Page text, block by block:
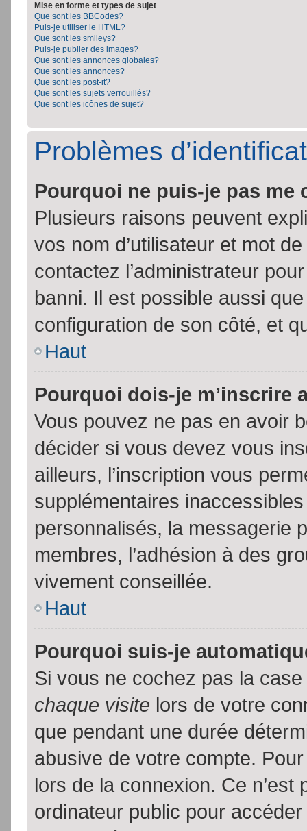
Mise en forme et types de sujet
Que sont les BBCodes?
Puis-je utiliser le HTML?
Que sont les smileys?
Puis-je publier des images?
Que sont les annonces globales?
Que sont les annonces?
Que sont les post-it?
Que sont les sujets verrouillés?
Que sont les icônes de sujet?
Problèmes
Pourquoi ne puis-je pas me
Plusieurs raisons peuvent
vos nom d’utilisateur et mot
contactez l’administrateur
banni. Il est possible aussi
configuration de son côté, et
Haut
Pourquoi dois-je m’inscrire
Vous pouvez ne pas en avoir
décider si vous devez vous
ailleurs, l’inscription vous
supplémentaires
personnalisés, la messagerie
membres, l’adhésion à des
vivement conseillée.
Haut
Pourquoi suis-je
Si vous ne cochez pas la case
chaque visite lors de votre
que pendant une durée
abusive de votre compte.
lors de la connexion. Ce
ordinateur public pour